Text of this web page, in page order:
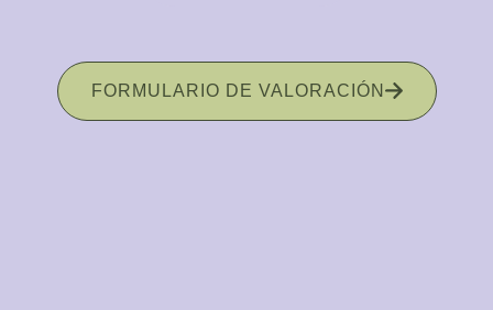
FORMULARIO DE VALORACIÓN